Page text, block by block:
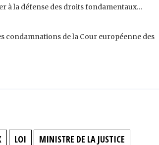
à la défense des droits fondamentaux…
condamnations de la Cour européenne des
LOI MINISTRE DE LA JUSTICE